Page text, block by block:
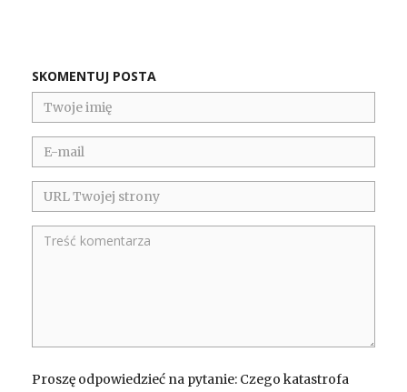
SKOMENTUJ POSTA
Proszę odpowiedzieć na pytanie: Czego katastrofa